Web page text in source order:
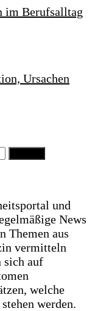
Ursachen
und
News
Themen aus
vermitteln
sich auf
welche
werden.